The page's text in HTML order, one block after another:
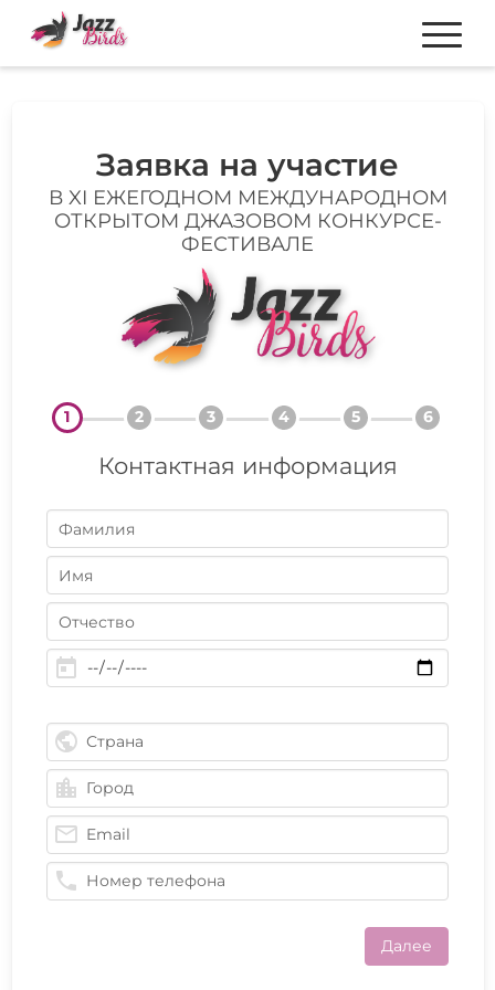
Заявка на участие
В XI ЕЖЕГОДНОМ МЕЖДУНАРОДНОМ
ОТКРЫТОМ ДЖАЗОВОМ КОНКУРСЕ-
ФЕСТИВАЛЕ
1 2 3 4 5 6
Контактная информация
Далее